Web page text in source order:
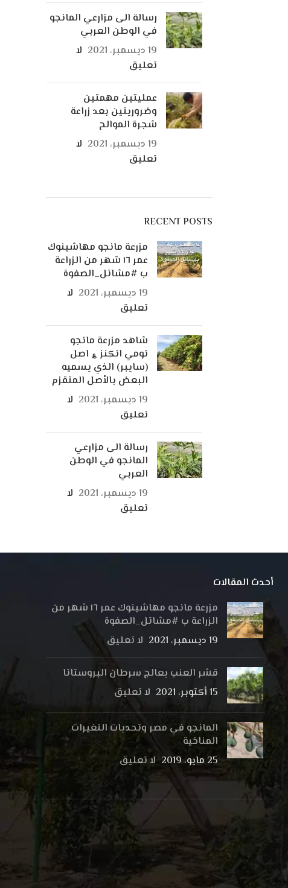
رسالة الى مزارعي المانجو
في الوطن العربي
19 ديسمبر، 2021
لا
تعليق
عمليتين مهمتين
وضروريتين بعد زراعة
شجرة الموالح
19 ديسمبر، 2021
لا
تعليق
RECENT POSTS
مزرعة مانجو مهاشينوك
عمر ١٦ شهر من الزراعة
ب #مشاتل_الصفوة
19 ديسمبر، 2021
لا
تعليق
شاهد مزرعة مانجو
تومي اتكنز ؏ اصل
(سايبر) الذي يسميه
البعض بالأصل المتقزم
19 ديسمبر، 2021
لا
تعليق
رسالة الى مزارعي
المانجو في الوطن
العربي
19 ديسمبر، 2021
لا
تعليق
أحدث المقالات
مزرعة مانجو مهاشينوك عمر ١٦ شهر من
الزراعة ب #مشاتل_الصفوة
19 ديسمبر، 2021
لا تعليق
قشر العنب يعالج سرطان البروستاتا
15 أكتوبر، 2021
لا تعليق
المانجو في مصر وتحديات التغيرات
المناخية
25 مايو، 2019
لا تعليق